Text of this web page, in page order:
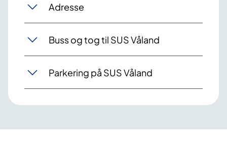
Adresse
Buss og tog til SUS Våland
Parkering på SUS Våland